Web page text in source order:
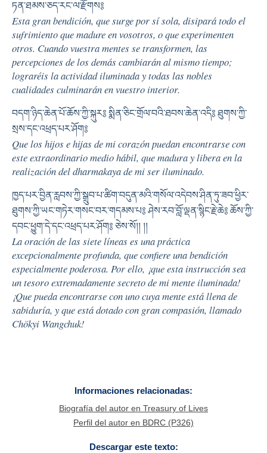
ཏན་ཐམས་ཅད་རང་ལ་རྫོགས༔
Esta gran bendición, que surge por sí sola, disipará todo el
sufrimiento que madure en vosotros, o que experimenten
otros. Cuando vuestra mentes se transformen, las
percepciones de los demás cambiarán al mismo tiempo;
lograréis la actividad iluminada y todas las nobles
cualidades culminarán en vuestro interior.
བདག་ཉིད་ཆེན་པོ་ཆོས་ཀྱི་སྐུར༔ སྨིན་ཅིང་གྲོལ་བའི་ཐབས་ཆེན་འདི༔ ཐུགས་ཀྱི་
སྲས་དང་འཕྲད་པར་ཤོག༔
Que los hijos e hijas de mi corazón puedan encontrarse con
este extraordinario medio hábil, que madura y libera en la
realización del dharmakaya de mi ser iluminado.
ཁྱད་པར་བྱིན་རླབས་ཀྱི་སྒྲུབ་པ་ཚིག་བདུན་མའི་གསོལ་འདེབས་ཤིན་ཏུ་ཟབ་ཕྱིར་
ཐུགས་ཀྱི་ཡང་གཏེར་གསང་བར་གདམས་པ༔ ཤེས་རབ་བློ་ལྡན་སྙིང་རྗེ་ཆེ༔ ཆོས་ཀྱི་
དབང་ཕྱུག་དེ་དང་འཕྲད་པར་ཤོག༔ ཅེས་སོ།། །།
La oración de las siete líneas es una práctica
excepcionalmente profunda, que confiere una bendición
especialmente poderosa. Por ello, ¡que esta instrucción sea
un tesoro extremadamente secreto de mi mente iluminada!
¡Que pueda encontrarse con uno cuya mente está llena de
sabiduría, y que está dotado con gran compasión, llamado
Chökyi Wangchuk!
Informaciones relacionadas:
Biografía del autor en Treasury of Lives
Perfil del autor en BDRC (P326)
Descargar este texto: